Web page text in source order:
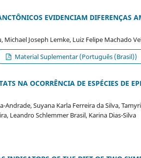
EVIDENCIAM DIFERENÇAS
Michael Joseph Lemke, Luiz Felipe Machado
Material Suplementar (Português (Brasil))
NA OCORRÊNCIA DE ESPÉCIES DE
Andrade, Suyana Karla Ferreira da Silva,
Leandro Schlemmer Brasil, Karina Dias-Silva